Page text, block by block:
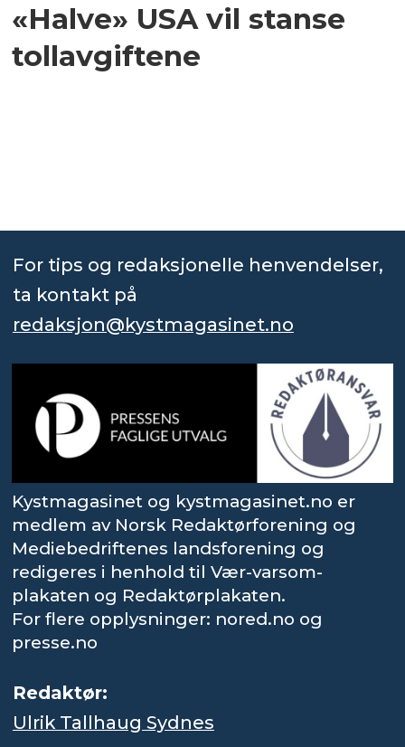
«Halve» USA vil stanse
tollavgiftene
For tips og redaksjonelle henvendelser,
ta kontakt på
redaksjon@kystmagasinet.no
Kystmagasinet og kystmagasinet.no er
medlem av Norsk Redaktørforening og
Mediebedriftenes landsforening og
redigeres i henhold til Vær-varsom-
plakaten og Redaktørplakaten.
For flere opplysninger: nored.no og
presse.no
Redaktør:
Ulrik Tallhaug Sydnes